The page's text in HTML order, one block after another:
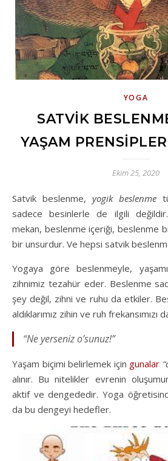
YOGA
SATVIK
YAŞAM
Ekim 25, 2020
Satvik beslenme, yogik beslenme
sadece besinlerle de ilgili
mekan, beslenme içeriği, beslenme
bir unsurdur. Ve hepsi satvik
Yogaya göre beslenmeyle,
zihnimiz tezahür eder. Beslenme
şey değil, zihni ve ruhu da etkiler.
aldıklarımız zihin ve ruh frekansımızı
“Ne yerseniz o’sunuz!”
Yaşam biçimi belirlemek için gunalar
alınır. Bu nitelikler evrenin
aktif ve dengededir. Yoga
da bu dengeyi hedefler.